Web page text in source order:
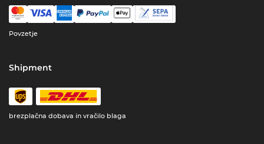
Povzetje
Shipment
brezplačna dobava in vračilo blaga